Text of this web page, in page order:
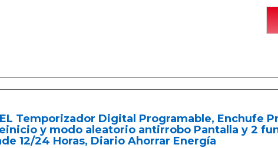
Temporizador Digital Programable, Enchufe
y modo aleatorio antirrobo Pantalla y 2
12/24 Horas, Diario Ahorrar Energía